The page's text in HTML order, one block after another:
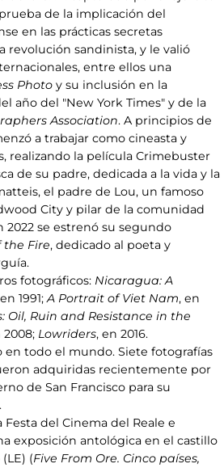
de la implicación del
en las prácticas secretas
revolución sandinista, y le valió
entre ellos una
Photo y su inclusión en la
año del "New York Times" y de la
Association. A principios de
a trabajar como cineasta y
realizando la película Crimebuster
de su padre, dedicada a la vida y la
el padre de Lou, un famoso
City y pilar de la comunidad
2022 se estrenó su segundo
the Fire, dedicado al poeta y
fotográficos: Nicaragua: A
1991;A Portrait of Viet Nam, en
Oil, Ruin and Resistance in the
2008; Lowriders, en 2016.
en todo el mundo. Siete fotografías
adquiridas recientemente por
de San Francisco para su
Festa del Cinema del Reale e
exposición antológica en el castillo
(Five From Ore. Cinco países,